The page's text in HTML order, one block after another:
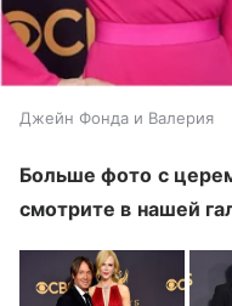
Джейн Фонда и Валерия
Больше фото с
смотрите в нашей